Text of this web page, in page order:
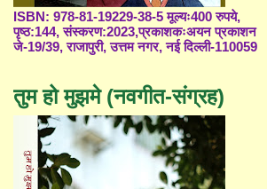
ISBN: 978-81-19229-38-5 मूल्यः400 रुपये,
पृष्ठ:144, संस्करण:2023,प्रकाशकःअयन प्रकाशन
जे-19/39, राजापुरी, उत्तम नगर, नई दिल्ली-110059
तुम हो मुझमे (नवगीत-संग्रह)